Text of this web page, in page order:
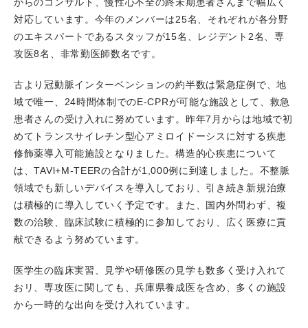
2026.03.20
JCS 2026谷口泰代副院長がシンポジウム
9 心臓アミロイドーシス治療の最前線で演者を務めまし
た。
Considering Cost-Effectivene
2026.03.19当科も協力させていただいた神戸大学 イノ
ベーション研究科の吉田武司先生の論文がJournal of
Atherosclerosis and ThrombosisにAcceptされました。
2026.03.16はり姫健康講座 ～健やかに暮らすためのお
手伝い～ に三和圭介医師が「症状なくても既に心不全、
早く知って防ぐ」と題して講演しました。
2026.03.06 令和7年度下期 病院局職員表彰（個人部
門）で高谷具史科長が表彰されました。
2026.02.28第51回 ニュータウンカンファレンスで井上
ストラテジーをどう考える？、に登壇、以下の講演を発表
しました。
「安定狭心症において冠動脈CTAで閉塞性冠動脈病変が疑
対応しています。今年のメンバーは25名、それぞれが各分野
のエキスパートであるスタッフが15名、レジデント2名、専
攻医8名、非常勤医師数名です。
古より冠動脈インターベンションの約半数は緊急症例で、地
域で唯一、24時間体制でのE-CPRが可能な施設として、救急
患者さんの受け入れに努めています。昨年7月からは地域で初
めてトランスサイレチン型心アミロイドーシスに対する疾患
修飾薬導入可能施設となりました。構造的心疾患について
は、TAVl+M-TEERの合計が1,000例に到達しました。不整脈
領域でも新しいデバイスを導入しており、引き続き新規治療
は積極的に導入していく予定です。また、国内外問わず、複
数の治験、臨床試験に積極的に参加しており、広く医療に貢
献できるよう努めています。
医学生の臨床実習、見学や研修医の見学も数多く受け入れて
おリ、専攻医に関しても、兵庫県養成医を含め、多くの施設
から一時的な出向を受け入れています。